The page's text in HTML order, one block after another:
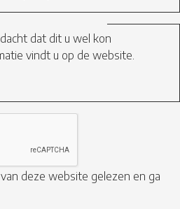
van deze website gelezen en ga